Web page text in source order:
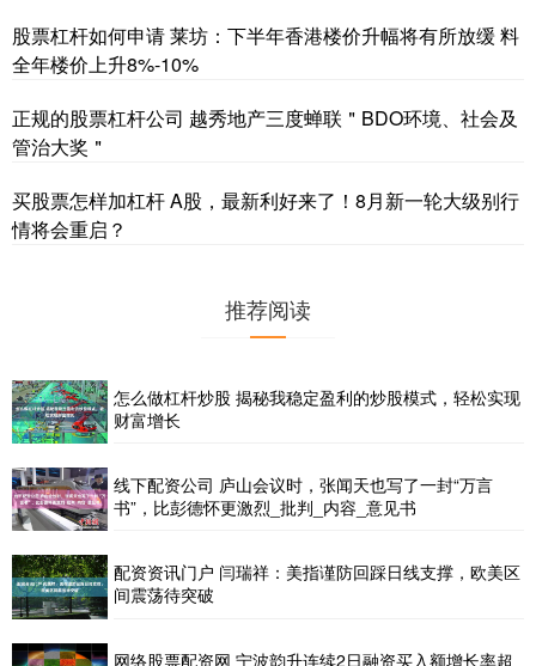
股票杠杆如何申请 莱坊：下半年香港楼价升幅将有所放缓 料
全年楼价上升8%-10%
正规的股票杠杆公司 越秀地产三度蝉联＂BDO环境、社会及
管治大奖＂
买股票怎样加杠杆 A股，最新利好来了！8月新一轮大级别行
情将会重启？
推荐阅读
怎么做杠杆炒股 揭秘我稳定盈利的炒股模式，轻松实现
财富增长
线下配资公司 庐山会议时，张闻天也写了一封“万言
书”，比彭德怀更激烈_批判_内容_意见书
配资资讯门户 闫瑞祥：美指谨防回踩日线支撑，欧美区
间震荡待突破
网络股票配资网 宁波韵升连续2日融资买入额增长率超